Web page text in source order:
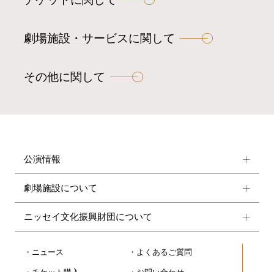
劇場施設・サービスに関して
その他に関して
公演情報
劇場施設について
ニッセイ文化振興財団について
ニュース よくあるご質問